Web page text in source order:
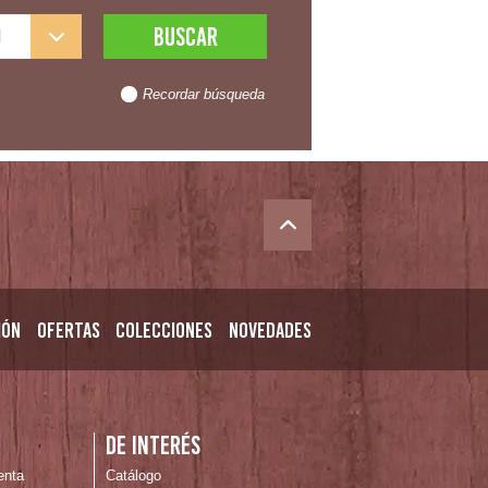
Recordar búsqueda
Ofertas Colecciones Novedades
De interés
Catálogo